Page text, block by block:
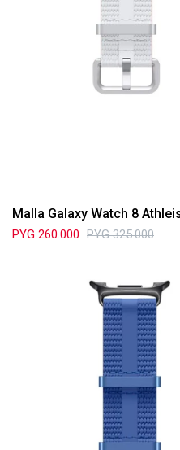
Malla Galaxy Watch 8
PYG 260.000 PYG 325.000